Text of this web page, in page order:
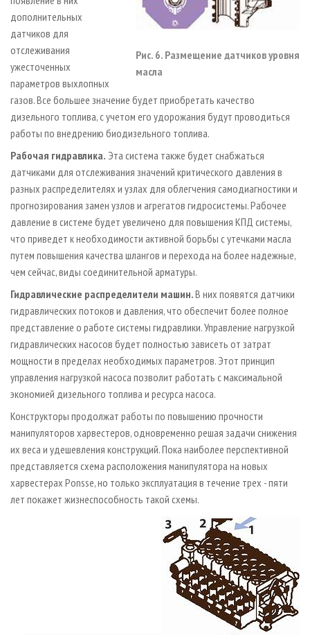
Рис. 6. Размещение датчиков уровня
масла
дополнительных
датчиков для
отслеживания
ужесточенных
параметров выхлопных
газов. Все большее значение будет приобретать качество
дизельного топлива, с учетом его удорожания будут проводиться
работы по внедрению биодизельного топлива.
Рабочая гидравлика. Эта система также будет снабжаться
датчиками для отслеживания значений критического давления в
разных распределителях и узлах для облегчения самодиагностики и
прогнозирования замен узлов и агрегатов гидросистемы. Рабочее
давление в системе будет увеличено для повышения КПД системы,
что приведет к необходимости активной борьбы с утечками масла
путем повышения качества шлангов и перехода на более надежные,
чем сейчас, виды соединительной арматуры.
Гидравлические распределители машин.В них появятся датчики
гидравлических потоков и давления, что обеспечит более полное
представление о работе системы гидравлики. Управление нагрузкой
гидравлических насосов будет полностью зависеть от затрат
мощности в пределах необходимых параметров. Этот принцип
управления нагрузкой насоса позволит работать с максимальной
экономией дизельного топлива и ресурса насоса.
Конструкторы продолжат работы по повышению прочности
манипуляторов харвестеров, одновременно решая задачи снижения
их веса и удешевления конструкций. Пока наиболее перспективной
представляется схема расположения манипулятора на новых
харвестерах Ponsse, но только эксплуатация в течение трех - пяти
лет покажет жизнеспособность такой схемы.